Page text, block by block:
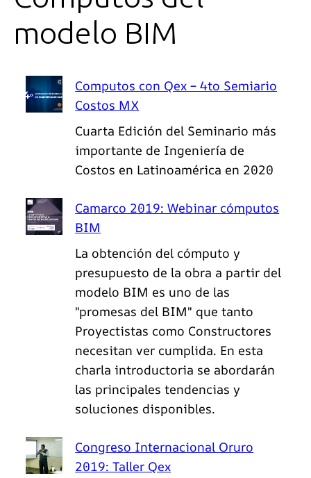
modelo BIM
Computos con Qex – 4to Semiario
Costos MX
Cuarta Edición del Seminario más
importante de Ingeniería de
Costos en Latinoamérica en 2020
Camarco 2019: Webinar cómputos
BIM
La obtención del cómputo y
presupuesto de la obra a partir del
modelo BIM es uno de las
"promesas del BIM" que tanto
Proyectistas como Constructores
necesitan ver cumplida. En esta
charla introductoria se abordarán
las principales tendencias y
soluciones disponibles.
Congreso Internacional Oruro
2019: Taller Qex